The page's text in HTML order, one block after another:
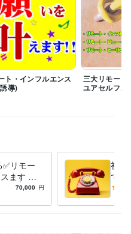
年 Adobe Illustrator:30年
・運氣・
ト・インフルエンス
導)
三大リモート
ユアセルフ、
リモー
スます ❤️
金運、縁
70,000 円
初め
でも
て、